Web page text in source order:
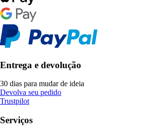
Entrega e devolução
30 dias para mudar de ideia
Devolva seu pedido
Trustpilot
Serviços